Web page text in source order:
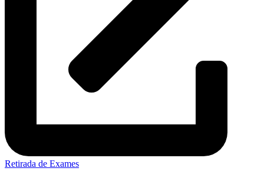
Retirada de Exames